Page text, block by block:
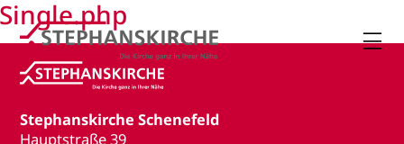

Stephanskirche Schenefeld
Hauptstraße 39